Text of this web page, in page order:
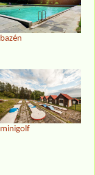
bazén
minigolf